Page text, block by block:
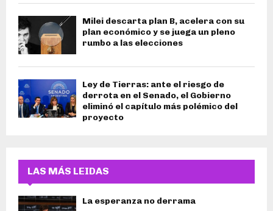
Milei descarta plan B, acelera con su
plan económico y se juega un pleno
rumbo a las elecciones
Ley de Tierras: ante el riesgo de
derrota en el Senado, el Gobierno
eliminó el capítulo más polémico del
proyecto
LAS MÁS LEIDAS
La esperanza no derrama